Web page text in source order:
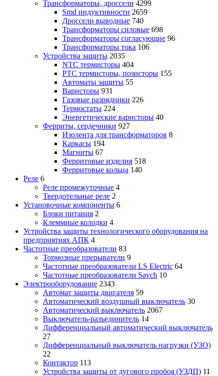
Трансформаторы, дроссели 4299
Smd индуктивности 2659
Дроссели выводные 740
Трансформаторы силовые 698
Трансформаторы согласующие 96
Трансформаторы тока 106
Устройства защиты 2035
NTC термисторы 404
PTC термисторы, позисторы 155
Автоматы защиты 55
Варисторы 931
Газовые разрядники 226
Термостаты 224
Энергетические варисторы 40
Ферриты, сердечники 927
Изолента для трансформаторов 8
Каркасы 194
Магниты 67
Ферритовые изделия 518
Ферритовые кольца 140
Реле 6
Реле промежуточные 4
Твердотельные реле 2
Установочные компоненты 6
Блоки питания 2
Клеммные колодки 4
Устройства защиты технологического оборудования на
предприятиях АПК 4
Частотные преобразователи 83
Тормозные прерыватели 9
Частотные преобразователи LS Electric 64
Частотные преобразователи Savch 10
Электрооборудование 2343
Автомат защиты двигателя 59
Автоматический воздушный выключатель 30
Автоматический выключатель 2067
Выключатель-разъединитель 14
Дифференциальный автоматический выключатель
27
Дифференциальный выключатель нагрузки (УЗО)
22
Контактор 113
Устройства защиты от дугового пробоя (УЗДП) 11